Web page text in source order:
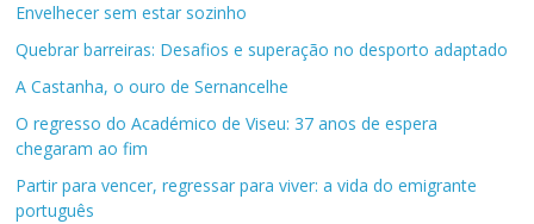
Envelhecer sem estar sozinho
Quebrar barreiras: Desafios e superação no desporto adaptado
A Castanha, o ouro de Sernancelhe
O regresso do Académico de Viseu: 37 anos de espera
chegaram ao fim
Partir para vencer, regressar para viver: a vida do emigrante
português